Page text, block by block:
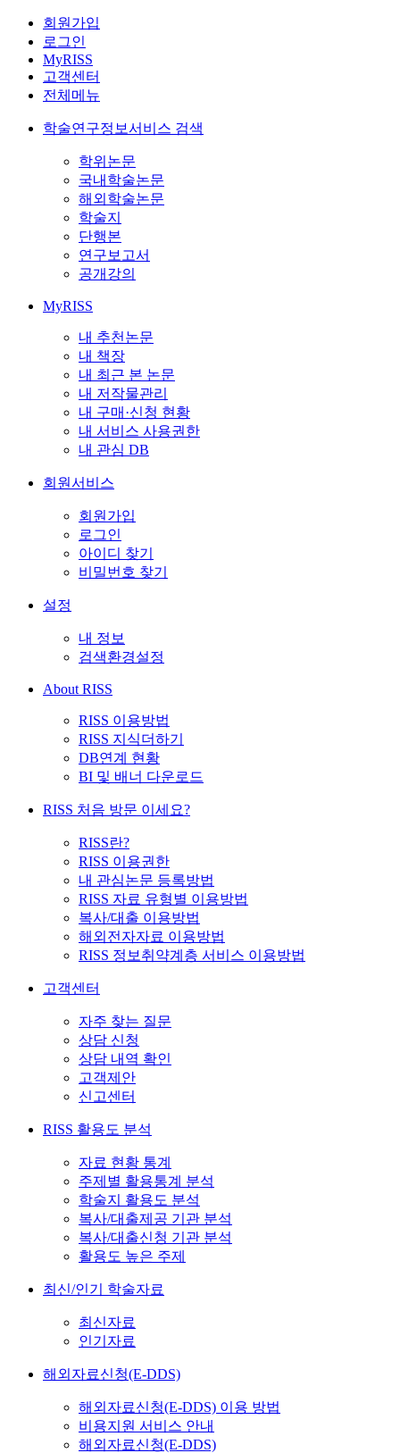
회원가입
로그인
MyRISS
고객센터
전체메뉴
학술연구정보서비스 검색
학위논문
국내학술논문
해외학술논문
학술지
단행본
연구보고서
공개강의
MyRISS
내 추천논문
내 책장
내 최근 본 논문
내 저작물관리
내 구매·신청 현황
내 서비스 사용권한
내 관심 DB
회원서비스
회원가입
로그인
아이디 찾기
비밀번호 찾기
설정
내 정보
검색환경설정
About RISS
RISS 이용방법
RISS 지식더하기
DB연계 현황
BI 및 배너 다운로드
RISS 처음 방문 이세요?
RISS란?
RISS 이용권한
내 관심논문 등록방법
RISS 자료 유형별 이용방법
복사/대출 이용방법
해외전자자료 이용방법
RISS 정보취약계층 서비스 이용방법
고객센터
자주 찾는 질문
상담 신청
상담 내역 확인
고객제안
신고센터
RISS 활용도 분석
자료 현황 통계
주제별 활용통계 분석
학술지 활용도 분석
복사/대출제공 기관 분석
복사/대출신청 기관 분석
활용도 높은 주제
최신/인기 학술자료
최신자료
인기자료
해외자료신청(E-DDS)
해외자료신청(E-DDS) 이용 방법
비용지원 서비스 안내
해외자료신청(E-DDS)